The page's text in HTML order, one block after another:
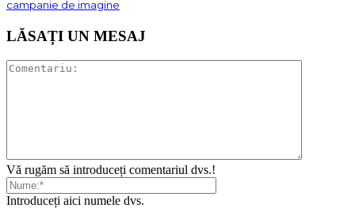
campanie de imagine
LĂSAȚI UN MESAJ
Vă rugăm să introduceți comentariul dvs.!
Introduceți aici numele dvs.